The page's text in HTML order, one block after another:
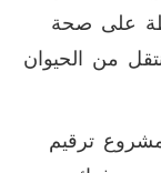
على صحة
من الحيوان
مشروع ترقيم